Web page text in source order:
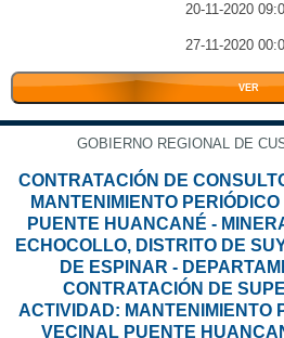
20-11-2020
27-11-2020
VER
GOBIERNO REGIONAL DE
CONTRATACIÓN DE
MANTENIMIENTO
PUENTE HUANCANÉ -
ECHOCOLLO, DISTRITO DE
DE ESPINAR -
CONTRATACIÓN DE
ACTIVIDAD: MANTENIMIENTO
VECINAL PUENTE